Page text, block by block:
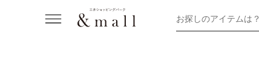
お探しのアイテムは？